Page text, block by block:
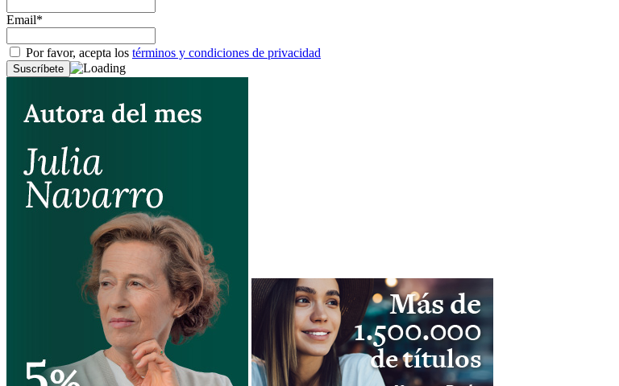
Email*
Por favor, acepta los términos y condiciones de privacidad